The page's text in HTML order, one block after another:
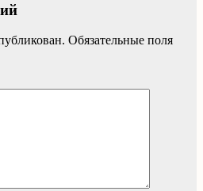
Обязательные поля